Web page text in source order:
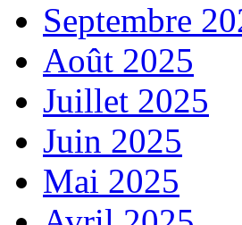
Septembre
Août 2025
Juillet 2025
Juin 2025
Mai 2025